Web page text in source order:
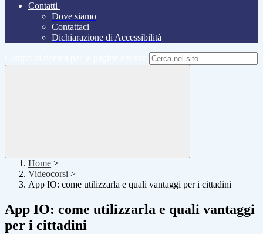
Contatti
Dove siamo
Contattaci
Dichiarazione di Accessibilità
Home >
Videocorsi >
App IO: come utilizzarla e quali vantaggi per i cittadini
App IO: come utilizzarla e quali vantaggi
per i cittadini